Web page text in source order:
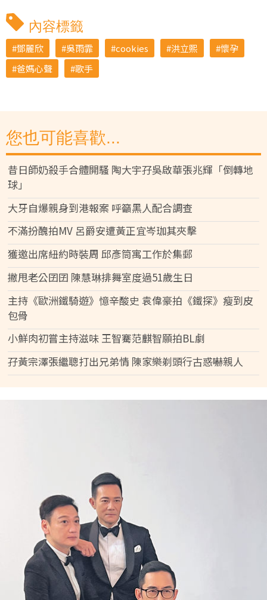
內容標籤
鄧麗欣 吳雨霏 cookies 洪立熙
懷孕
爸媽心聲
歌手
您也可能喜歡...
昔日師奶殺手合體開騷 陶大宇孖吳啟華張兆輝「倒轉地
球」
大牙自爆親身到港報案 呼籲黑人配合調查
不滿扮醜拍MV 呂爵安遭黃正宜岑珈其夾擊
獲邀出席紐約時裝周 邱彥筒寓工作於集郵
撇甩老公囝囝 陳慧琳排舞室度過51歲生日
主持《歐洲鐵騎遊》憶辛酸史 袁偉豪拍《鐵探》瘦到皮
包骨
小鮮肉初嘗主持滋味 王智騫范麒智願拍BL劇
孖黃宗澤張繼聰打出兄弟情 陳家樂剃頭行古惑嚇親人